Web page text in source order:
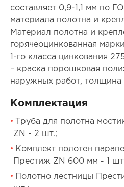
составляет 0,9-1,1 мм по
материала полотна и
Материал полотна и
горячеоцинкованная
1-го класса цинкования
– краска порошковая
наружных работ, толщина
Комплектация
Труба для полотна
ZN - 2 шт.;
Комплект полотен
Престиж ZN 600 мм - 1
Полотно лестницы